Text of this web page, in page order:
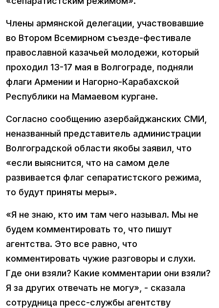
Члены армянской делегации, участвовавшие
во Втором Всемирном съезде-фестивале
православной казачьей молодежи, который
проходил 13-17 мая в Волгограде, подняли
флаги Армении и Нагорно-Карабахской
Республики на Мамаевом кургане.
Согласно сообщению азербайджанских СМИ,
неназванный представитель администрации
Волгоградской области якобы заявил, что
«если выяснится, что на самом деле
развивается флаг сепаратистского режима,
то будут приняты меры».
«Я не знаю, кто им там чего называл. Мы не
будем комментировать то, что пишут
агентства. Это все равно, что
комментировать чужие разговоры и слухи.
Где они взяли? Какие комментарии они взяли?
Я за других отвечать не могу», - сказала
сотрудница пресс-службы агентству